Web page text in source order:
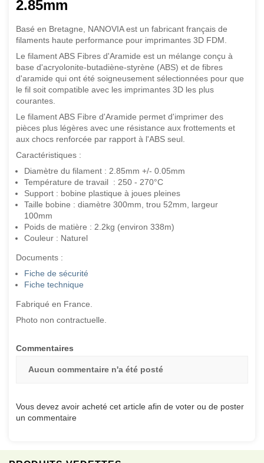
2.85mm
Basé en Bretagne, NANOVIA est un fabricant français de
filaments haute performance pour imprimantes 3D FDM.
Le filament ABS Fibres d'Aramide est un mélange conçu à
base d'acryolonite-butadiène-styrène (ABS) et de fibres
d'aramide qui ont été soigneusement sélectionnées pour que
le fil soit compatible avec les imprimantes 3D les plus
courantes.
Le filament ABS Fibre d'Aramide permet d'imprimer des
pièces plus légères avec une résistance aux frottements et
aux chocs renforcée par rapport à l'ABS seul.
Caractéristiques :
Diamètre du filament : 2.85mm +/- 0.05mm
Température de travail : 250 - 270°C
Support : bobine plastique à joues pleines
Taille bobine : diamètre 300mm, trou 52mm, largeur
100mm
Poids de matière : 2.2kg (environ 338m)
Couleur : Naturel
Documents :
Fiche de sécurité
Fiche technique
Fabriqué en France.
Photo non contractuelle.
Commentaires
Aucun commentaire n'a été posté
Vous devez avoir acheté cet article afin de voter ou de poster
un commentaire